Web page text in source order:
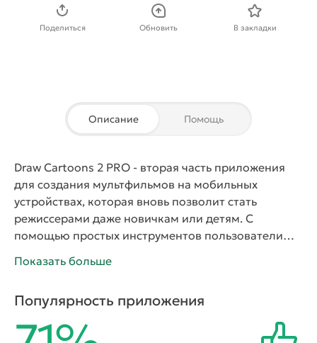
Поделиться Обновить В закладки
Описание Помощь
Draw Cartoons 2 PRO - вторая часть приложения
для создания мультфильмов на мобильных
устройствах, которая вновь позволит стать
режиссерами даже новичкам или детям. С
помощью простых инструментов пользователи
рассказать тем самым уникальную историю.
анимация, также тут присутствует автоматическая
настройка промежуточных кадров. Многообразие
же моделек даст возможность работы с
Показать больше
Популярность приложения